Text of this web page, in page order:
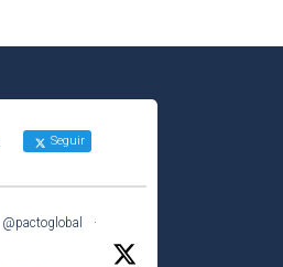
Seguir
@pactoglobal
·